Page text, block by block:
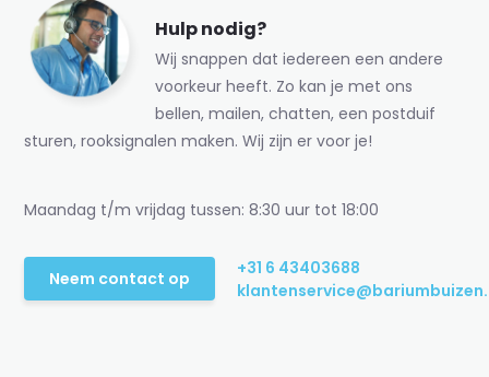
Hulp nodig?
Wij snappen dat iedereen een andere
voorkeur heeft. Zo kan je met ons
bellen, mailen, chatten, een postduif
sturen, rooksignalen maken. Wij zijn er voor je!
Maandag t/m vrijdag tussen: 8:30 uur tot 18:00
Neem contact op
+31 6 43403688